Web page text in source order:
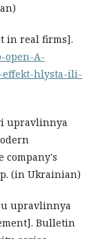
in real firms].
open-A-
effekt-hlysta-ili-
upravlinnya
company's
p. (in Ukrainian)
upravlinnya
Bulletin